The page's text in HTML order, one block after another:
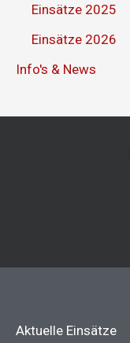
Einsätze 2025
Einsätze 2026
Info's & News
Aktuelle Einsätze